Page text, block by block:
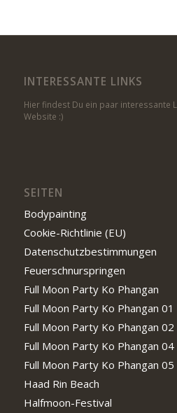
INTERESSANTE LINKS
Hier findest Du ein paar interessante
Website :)
SEITEN
Bodypainting
Cookie-Richtlinie (EU)
Datenschutzbestimmungen
Feuerschnurspringen
Full Moon Party Ko Phangan
Full Moon Party Ko Phangan 01
Full Moon Party Ko Phangan 02
Full Moon Party Ko Phangan 04
Full Moon Party Ko Phangan 05
Haad Rin Beach
Halfmoon-Festival